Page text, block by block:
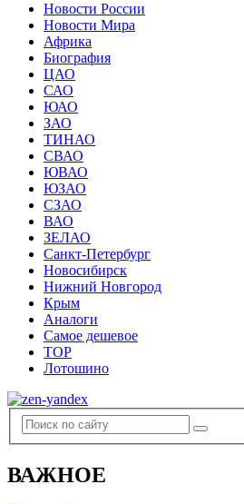
Новости России
Новости Мира
Африка
Биография
ЦАО
САО
ЮАО
ЗАО
ТИНАО
СВАО
ЮВАО
ЮЗАО
СЗАО
ВАО
ЗЕЛАО
Санкт-Петербург
Новосибирск
Нижний Новгород
Крым
Аналоги
Самое дешевое
TOP
Лотошино
ВАЖНОЕ